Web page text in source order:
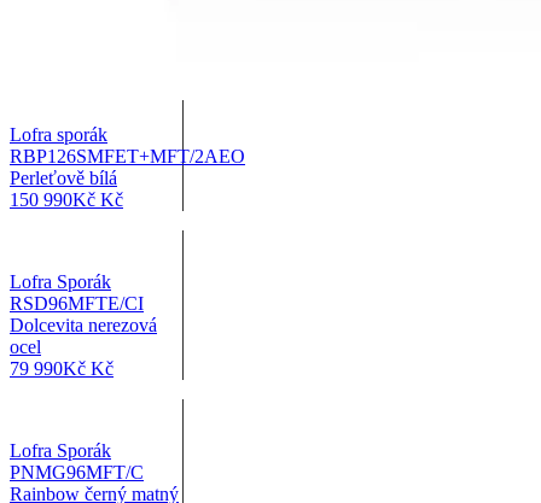
Lofra sporák
RBP126SMFET+MFT/2AEO
Perleťově bílá
150 990Kč Kč
Lofra Sporák
RSD96MFTE/CI
Dolcevita nerezová
ocel
79 990Kč Kč
Lofra Sporák
PNMG96MFT/C
Rainbow černý matný